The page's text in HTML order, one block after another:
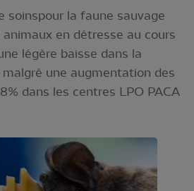
soinspour la faune sauvage
en détresse au cours
légère baisse dans la
une augmentation des
dans les centres LPO PACA